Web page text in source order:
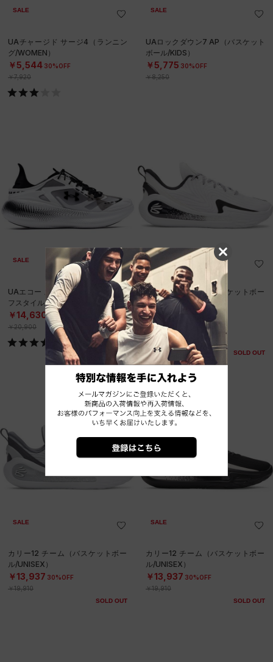
SALE
UAチャージド サージ4（ランニン
グ/WOMEN）
￥5,544 30%OFF
￥7,920
SALE
UAロックダウン7 AP（バスケット
ボール/KIDS）
￥5,775 30%OFF
￥8,250
SALE
UAエコー スリップスピード（ライ
フスタイル/UNISEX）
￥14,63030%OFF
￥20,900
SALE
カリー12 チーム（バスケットボー
ル/UNISEX）
￥13,937
30%OFF
￥19,910
SOLD OUT
SALE
カリー12 チーム（バスケットボー
ル/UNISEX）
￥13,937 30%OFF
￥19,910
SOLD OUT
SALE
カリー12 チーム（バスケットボー
ル/UNISEX）
￥13,937 30%OFF
￥19,910
SOLD OUT